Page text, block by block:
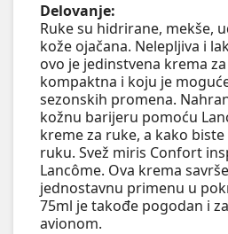
Delovanje:
Ruke su hidrirane, mekše,
kože ojačana. Nelepljiva i
ovo je jedinstvena krema
kompaktna i koju je
sezonskih promena.
kožnu barijeru pomoću
kreme za ruke, a kako
ruku. Svež miris Confort
Lancôme. Ova krema
jednostavnu primenu u
75ml je takođe pogodan i
avionom.